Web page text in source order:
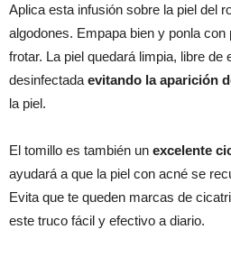
Aplica esta infusión sobre la piel del
algodones. Empapa bien y ponla
frotar. La piel quedará limpia, libre de
desinfectada evitando la aparición
la piel.
El tomillo es también un excelente
ayudará a que la piel con acné se
Evita que te queden marcas de
este truco fácil y efectivo a diario.